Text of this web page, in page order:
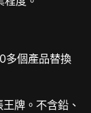
多個產品替換
牌。不含鉛、